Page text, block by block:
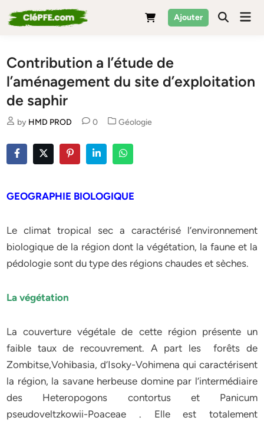
to
Ajouter
Contribution a l’étude de
l’aménagement du site d’exploitation
de saphir
by HMD PROD 0
Posted
Géologie
GEOGRAPHIE BIOLOGIQUE
Le climat tropical sec a caractérisé l’environnement
biologique de la région dont la végétation, la faune et la
pédologie sont du type des régions chaudes et sèches.
La végétation
La couverture végétale de cette région présente un
faible taux de recouvrement. A part les forêts de
Zombitse,Vohibasia, d’Isoky-Vohimena qui caractérisent
la région, la savane herbeuse domine par l’intermédiaire
des Heteropogons contortus et Panicum
pseudoveltzkowii-Poaceae . Elle est totalement